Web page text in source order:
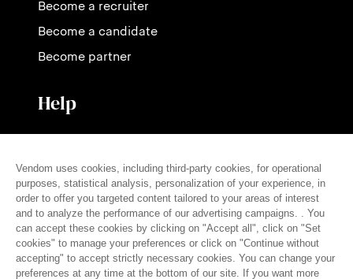
Become a recruiter
Become a candidate
Become partner
Help
Pricing
FAQ
Press
English (en)